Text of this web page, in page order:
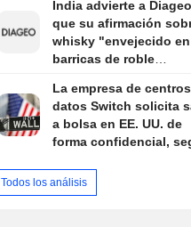
India advierte a
que su afirmación
whisky "envejecido en
barricas de roble
La empresa de
datos Switch solicita
a bolsa en EE. UU. de
forma confidencial,
Todos los análisis